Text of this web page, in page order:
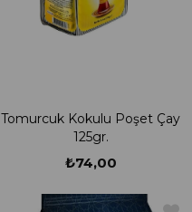
Tomurcuk Kokulu Poşet Çay
125gr.
₺74,00